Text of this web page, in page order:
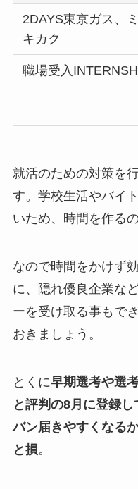
2DAYS東京ガス、
キカク
職場受入
就活のための対策を
す。学校生活やバイ
いため、時間を作る
なので時間をかけず
に、隠れ優良企業な
ーを受け取る事もで
おきましょう。
とくに早期選考や選
と評判の8月に登録
バン届きやすくなる
と損。